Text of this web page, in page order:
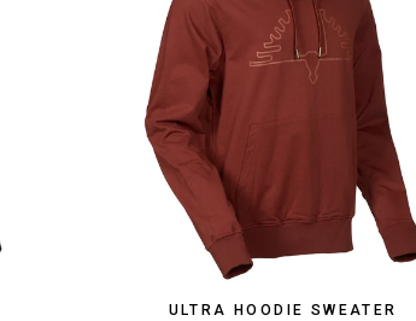
ULTRA HOODIE SWEATER